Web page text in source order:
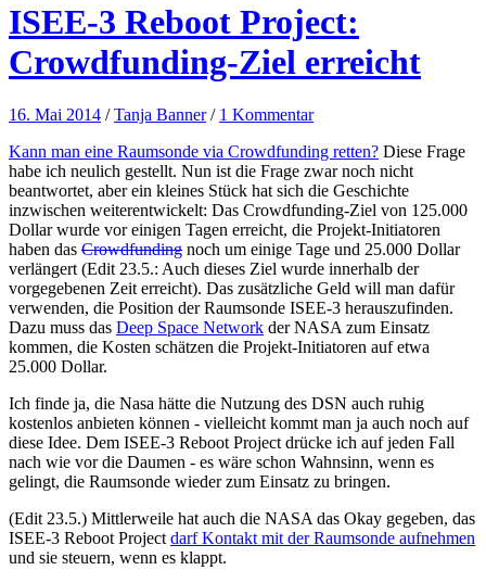
ISEE-3 Reboot Project:
Crowdfunding-Ziel erreicht
16. Mai 2014 /Tanja Banner / 1 Kommentar
Kann man eine Raumsonde via Crowdfunding retten? Diese Frage
habe ich neulich gestellt. Nun ist die Frage zwar noch nicht
beantwortet, aber ein kleines Stück hat sich die Geschichte
inzwischen weiterentwickelt: Das Crowdfunding-Ziel von 125.000
Dollar wurde vor einigen Tagen erreicht, die Projekt-Initiatoren
haben das Crowdfunding noch um einige Tage und 25.000 Dollar
verlängert (Edit 23.5.: Auch dieses Ziel wurde innerhalb der
vorgegebenen Zeit erreicht). Das zusätzliche Geld will man dafür
verwenden, die Position der Raumsonde ISEE-3 herauszufinden.
Dazu muss das Deep Space Network der NASA zum Einsatz
kommen, die Kosten schätzen die Projekt-Initiatoren auf etwa
25.000 Dollar.
Ich finde ja, die Nasa hätte die Nutzung des DSN auch ruhig
kostenlos anbieten können - vielleicht kommt man ja auch noch auf
diese Idee. Dem ISEE-3 Reboot Project drücke ich auf jeden Fall
nach wie vor die Daumen - es wäre schon Wahnsinn, wenn es
gelingt, die Raumsonde wieder zum Einsatz zu bringen.
(Edit 23.5.) Mittlerweile hat auch die NASA das Okay gegeben, das
ISEE-3 Reboot Projectdarf Kontakt mit der Raumsonde aufnehmen
und sie steuern, wenn es klappt.